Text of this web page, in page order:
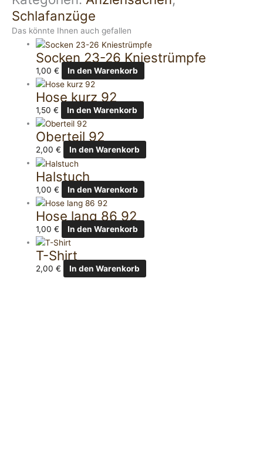
Schlafanzüge
Das könnte Ihnen auch gefallen
Socken 23-26 Kniestrümpfe
1,00€ In den Warenkorb
Hose kurz 92
1,50€ In den Warenkorb
Oberteil 92
2,00€ In den Warenkorb
Halstuch
1,00€ In den Warenkorb
Hose lang 86 92
1,00€ In den Warenkorb
T-Shirt
2,00€ In den Warenkorb